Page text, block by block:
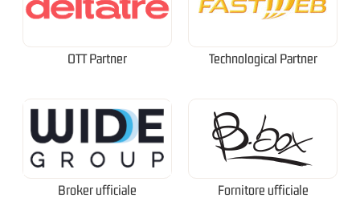
OTT Partner Technological Partner
Broker ufficiale Fornitore ufficiale